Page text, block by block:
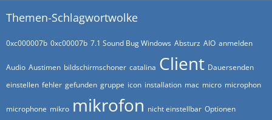
Themen-Schlagwortwolke
0xc000007b 0xc00007b 7.1 Sound Bug Windows Absturz AIO anmelden
Audio Austimen bildschirmschoner catalina Client Dauersenden
einstellen fehler gefunden gruppe icon installation mac micro microphon
microphone mikro mikrofon nicht einstellbar Optionen